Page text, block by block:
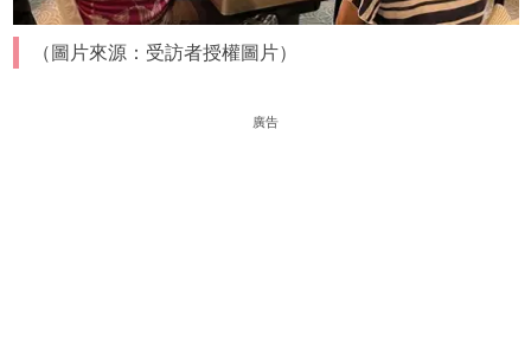
（圖片來源：受訪者授權圖片）
廣告